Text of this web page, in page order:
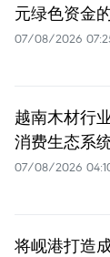
元绿色资金
07/08/2026
越南木材行
消费生态系
07/08/2026
将岘港打造